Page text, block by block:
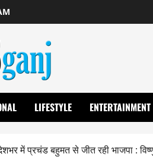
LIFESTYLE ENTERTAINMENT
में प्रचंड बहुमत से जीत रही भाजपा :